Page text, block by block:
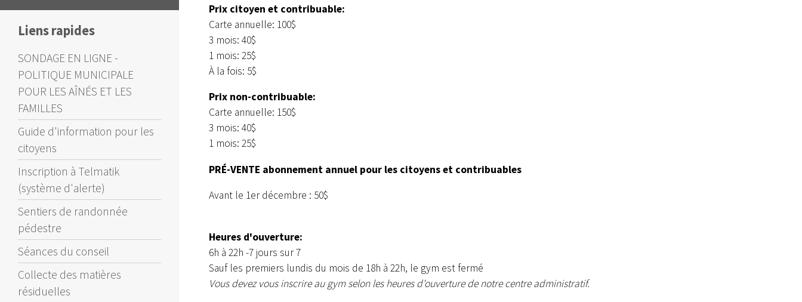
Liens rapides
SONDAGE EN LIGNE -
POLITIQUE MUNICIPALE
POUR LES AÎNÉS ET LES
FAMILLES
Guide d'information pour les
citoyens
Inscription à Telmatik
(système d'alerte)
Sentiers de randonnée
pédestre
Séances du conseil
Collecte des matières
résiduelles
Prix citoyen et contribuable:
Carte annuelle: 100$
3 mois: 40$
1 mois: 25$
À la fois: 5$
Prix non-contribuable:
Carte annuelle: 150$
3 mois: 40$
1 mois: 25$
PRÉ-VENTE abonnement annuel pour les citoyens et contribuables
Avant le 1er décembre : 50$
Heures d'ouverture:
6h à 22h -7 jours sur 7
Sauf les premiers lundis du mois de 18h à 22h, le gym est fermé
Vous devez vous inscrire au gym selon les heures d'ouverture de notre centre administratif.